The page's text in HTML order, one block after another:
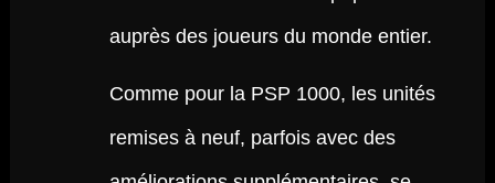
auprès des joueurs du monde entier.
Comme pour la PSP 1000, les unités
remises à neuf, parfois avec des